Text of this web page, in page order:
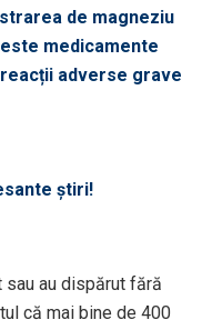
de magneziu
medicamente
adverse grave
știri!
au dispărut fără
că mai bine de 400